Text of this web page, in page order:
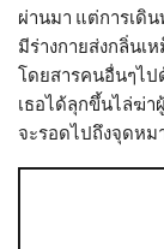
ผ่านมา แต่การเดิ
มีร่างกายส่งกลิ่นเ
โดยสารคนอื่นๆไป
เธอได้ลุกขึ้นไล่ฆ่า
จะรอดไปถึงจุดหม